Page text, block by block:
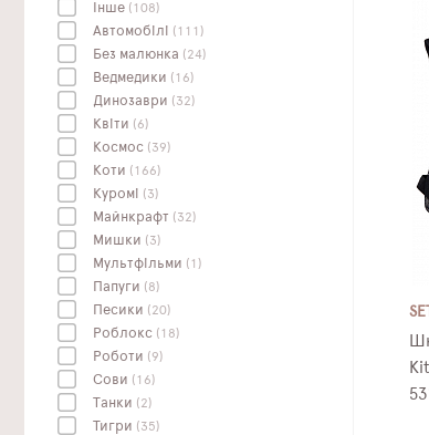
Інше (108)
Автомобілі (111)
Без малюнка (24)
Ведмедики (16)
Динозаври (32)
Квіти (6)
Космос (39)
Коти (166)
Куромі (3)
Майнкрафт (32)
Мишки (3)
Мультфільми (1)
Папуги (8)
Песики (20)
Роблокс (18)
Роботи (9)
Сови (16)
Танки (2)
Тигри (35)